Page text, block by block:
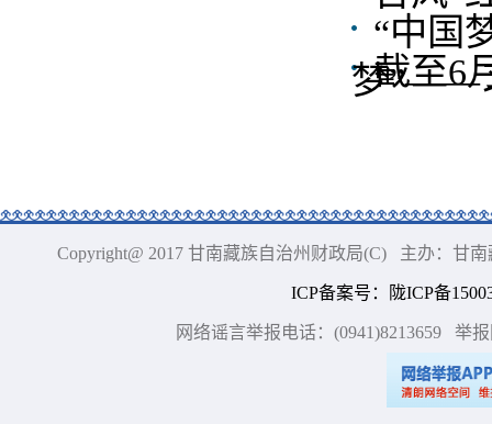
“中国
梦”——
截至6
Copyright@ 2017 甘南藏族自治州财政局(C) 主办：甘
ICP备案号 ： 陇ICP备
网络谣言举报电话：(0941)8213659 举报